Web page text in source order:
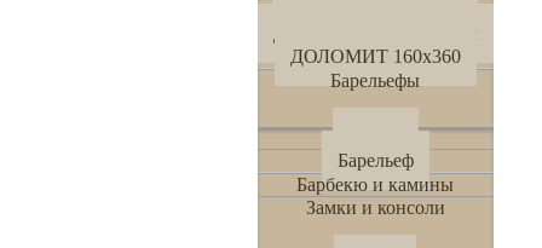
ДОЛОМИТ 300Х600 мм
ДОЛОМИТ 160х360
Барельефы
Барельеф
Барбекю и камины
Замки и консоли